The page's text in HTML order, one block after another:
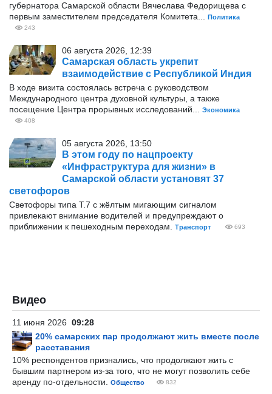
губернатора Самарской области Вячеслава Федорищева с
первым заместителем председателя Комитета...
Политика
243
06 августа 2026, 12:39
Самарская область укрепит
взаимодействие с Республикой Индия
В ходе визита состоялась встреча с руководством
Международного центра духовной культуры, а также
посещение Центра прорывных исследований...
Экономика
408
05 августа 2026, 13:50
В этом году по нацпроекту
«Инфраструктура для жизни» в
Самарской области установят 37
светофоров
Светофоры типа Т.7 с жёлтым мигающим сигналом
привлекают внимание водителей и предупреждают о
приближении к пешеходным переходам.
Транспорт 693
Видео
11 июня 2026 09:28
20% самарских пар продолжают жить вместе после
расставания
10% респондентов признались, что продолжают жить с
бывшим партнером из-за того, что не могут позволить себе
аренду по-отдельности.
Общество 832